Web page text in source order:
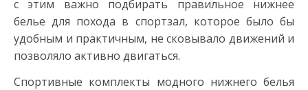
с этим важно подбирать правильное нижнее
белье для похода в спортзал, которое было бы
удобным и практичным, не сковывало движений и
позволяло активно двигаться.
Спортивные комплекты модного нижнего белья